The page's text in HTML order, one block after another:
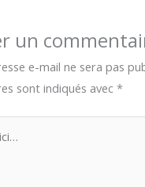
un
e-mail ne sera pas
sont indiqués avec*